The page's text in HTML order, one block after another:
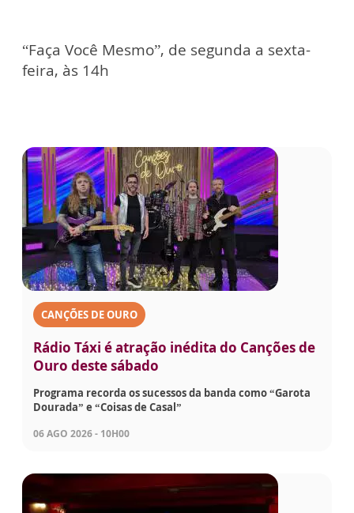
“Faça Você Mesmo”, de segunda a sexta-
feira, às 14h
CANÇÕES DE OURO
Rádio Táxi é atração inédita do Canções de
Ouro deste sábado
Programa recorda os sucessos da banda como “Garota
Dourada” e “Coisas de Casal”
06 AGO 2026 - 10H00